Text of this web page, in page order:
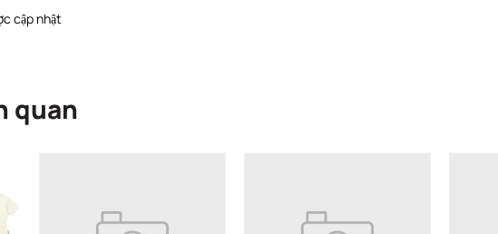
cập nhật
quan